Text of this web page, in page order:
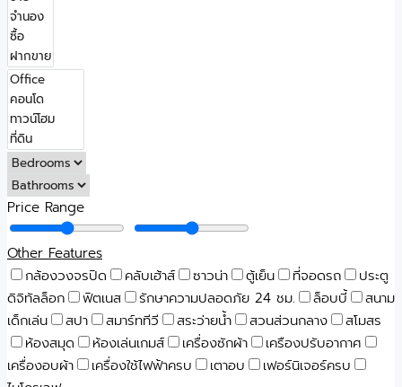
Price Range
Other Features
กล้องวงจรปิด
คลับเฮ้าส์ ซาวน่า ตู้เย็น ที่จอดรถ
ประตู
ดิจิทัลล็อก
ฟิตเนส รักษาความปลอดภัย 24 ชม. ล็อบบี้
สนาม
เด็กเล่น
สปา สมาร์ททีวี สระว่ายน้ำ สวนส่วนกลาง
สโมสร
ห้องสมุด
ห้องเล่นเกมส์ เครื่องซักผ้า
เครืองปรับอากาศ
เครื่องอบผ้า
เครื่องใช้ไฟฟ้าครบ เตาอบ
เฟอร์นิเจอร์ครบ